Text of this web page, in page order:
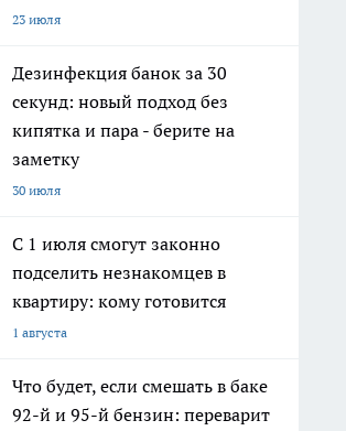
23 июля
Дезинфекция банок за 30
секунд: новый подход без
кипятка и пара - берите на
заметку
30 июля
С 1 июля смогут законно
подселить незнакомцев в
квартиру: кому готовится
1 августа
Что будет, если смешать в баке
92-й и 95-й бензин: переварит